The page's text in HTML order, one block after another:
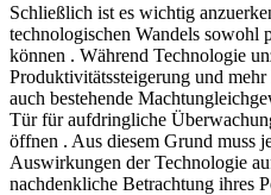
Schließlich ist es wichtig
technologischen Wandels sowohl
können . Während Technologie
Produktivitätssteigerung und
auch bestehende
Tür für aufdringliche
öffnen . Aus diesem Grund muss
Auswirkungen der Technologie
nachdenkliche Betrachtung ihres